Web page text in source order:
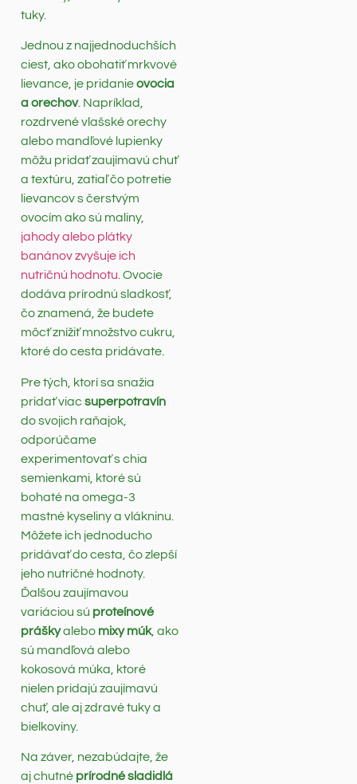
tuky.
Jednou z najjednoduchších
ciest, ako obohatiť mrkvové
lievance, je pridanieovocia
a orechov. Napríklad,
rozdrvené vlašské orechy
alebo mandľové lupienky
môžu pridať zaujímavú chuť
a textúru, zatiaľ čo potretie
lievancov s čerstvým
ovocím ako sú maliny,
jahody alebo plátky
banánov zvyšuje ich
nutričnú hodnotu. Ovocie
dodáva prírodnú sladkosť,
čo znamená, že budete
môcť znížiť množstvo cukru,
ktoré do cesta pridávate.
Pre tých, ktorí sa snažia
pridať viac superpotravín
do svojich raňajok,
odporúčame
experimentovať s chia
semienkami, ktoré sú
bohaté na omega-3
mastné kyseliny a vlákninu.
Môžete ich jednoducho
pridávať do cesta, čo zlepší
jeho nutričné hodnoty.
Ďalšou zaujímavou
variáciou sú proteínové
práškyalebo mixy múk, ako
sú mandľová alebo
kokosová múka, ktoré
nielen pridajú zaujímavú
chuť, ale aj zdravé tuky a
bielkoviny.
Na záver, nezabúdajte, že
aj chutné prírodné sladidlá